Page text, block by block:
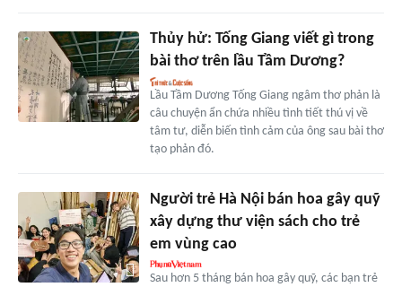
Thủy hử: Tống Giang viết gì trong
bài thơ trên lầu Tầm Dương?
Lầu Tầm Dương Tống Giang ngâm thơ phản là
câu chuyện ẩn chứa nhiều tình tiết thú vị về
tâm tư, diễn biến tình cảm của ông sau bài thơ
tạo phản đó.
Người trẻ Hà Nội bán hoa gây quỹ
xây dựng thư viện sách cho trẻ
em vùng cao
Sau hơn 5 tháng bán hoa gây quỹ, các bạn trẻ